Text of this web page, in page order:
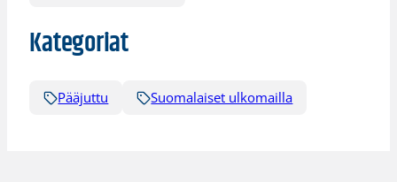
Kategoriat
Pääjuttu Suomalaiset ulkomailla